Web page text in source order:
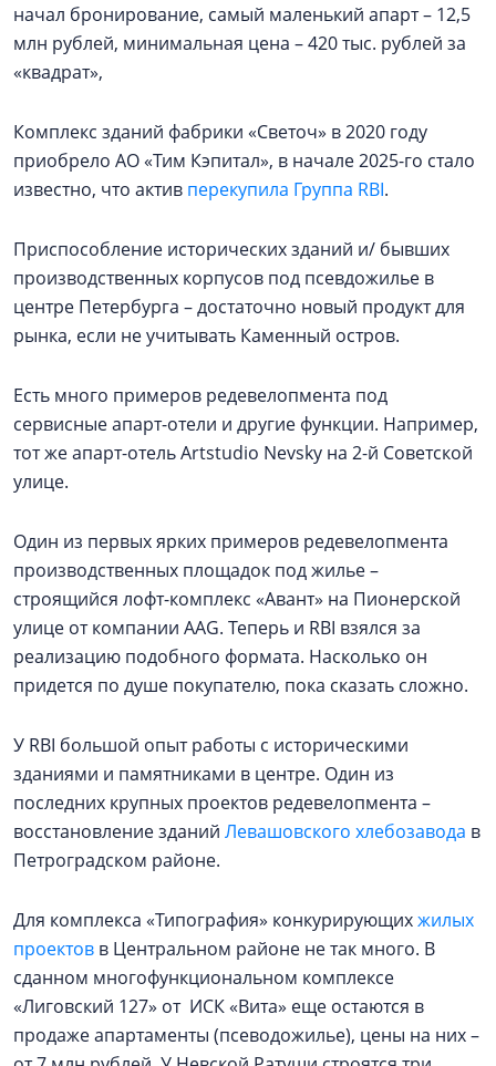
начал бронирование, самый маленький апарт – 12,5
млн рублей, минимальная цена – 420 тыс. рублей за
«квадрат»,
Комплекс зданий фабрики «Светоч» в 2020 году
приобрело АО «Тим Кэпитал», в начале 2025-го стало
известно, что актив перекупила Группа RBI.
Приспособление исторических зданий и/ бывших
производственных корпусов под псевдожилье в
центре Петербурга – достаточно новый продукт для
рынка, если не учитывать Каменный остров.
Есть много примеров редевелопмента под
сервисные апарт-отели и другие функции. Например,
тот же апарт-отель Artstudio Nevsky на 2-й Советской
улице.
Один из первых ярких примеров редевелопмента
производственных площадок под жилье –
строящийся лофт-комплекс «Авант» на Пионерской
улице от компании AAG. Теперь и RBI взялся за
реализацию подобного формата. Насколько он
придется по душе покупателю, пока сказать сложно.
У RBI большой опыт работы с историческими
зданиями и памятниками в центре. Один из
последних крупных проектов редевелопмента –
восстановление зданий Левашовского хлебозавода в
Петроградском районе.
Для комплекса «Типография» конкурирующихжилых
проектов в Центральном районе не так много. В
сданном многофункциональном комплексе
«Лиговский 127» от ИСК «Вита» еще остаются в
продаже апартаменты (псеводожилье), цены на них –